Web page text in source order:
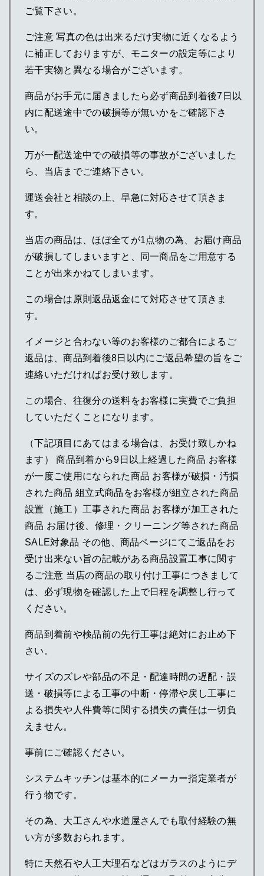
ご覧下さい。
ご注意 写真の色は出来るだけ実物に近くなるよう
に補正しておりますが、モニターの設定等により
若干実物と異なる場合がございます。
商品がお手元に届きましたら必ず商品到着後7日以
内に配送途中での破損等が無いかをご確認下さ
い。
万が一配送途中での破損等の事故がございました
ら、当店までご連絡下さい。
運送会社と相談の上、早急に対応させて頂きま
す。
当店の商品は、ほぼ全てが1点物の為、お届け商品
が破損してしまいますと、同一商品をご用意する
ことが出来かねてしまいます。
この場合は原則返品返金にて対応させて頂きま
す。
イメージと合わない等のお客様のご都合によるご
返品は、商品到着後8日以内にご返品希望の旨をご
連絡いただければお受け致します。
この場合、往復分の送料をお客様に実費でご負担
していただくことになります。
（下記項目にあてはまる場合は、お受け致しかね
ます） 商品到着から9日以上経過した商品 お客様
が一度ご使用になられた商品 お客様が破損・汚損
された商品 組立式商品をお客様が組立された商品
設置（施工）工事された商品 お客様が加工された
商品 お届け後、修理・クリーニング等された商品
SALE対象品 その他、商品ページにてご返品をお
受け出来ない旨の記載がある商品設置工事に関す
るご注意 当店の商品の取り付け工事につきまして
は、必ず現物を確認した上で日程を調整し行って
ください。
商品到着前や検品前の先行工事は絶対にお止め下
さい。
サイズのズレや部品の不足・配達時間の遅配・誤
送・破損等による工事の中断・停滞や戻し工事に
よる損失や人件費等に関する損失の責任は一切負
えません。
事前にご確認ください。
システムキッチンは基本的にメーカー指定業者が
行う物です。
その為、大工さんや水道屋さんでも取付経験の無
い方が多数おられます。
特に天然石や人工大理石などはガラスのようにデ